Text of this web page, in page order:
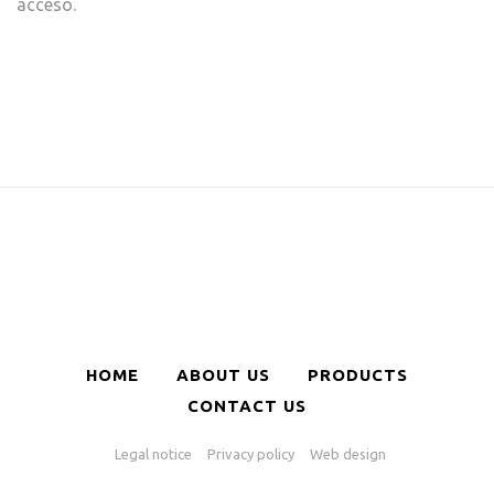
acceso.
HOME ABOUT US
PRODUCTS
CONTACT US
Legal notice Privacy policy Web design